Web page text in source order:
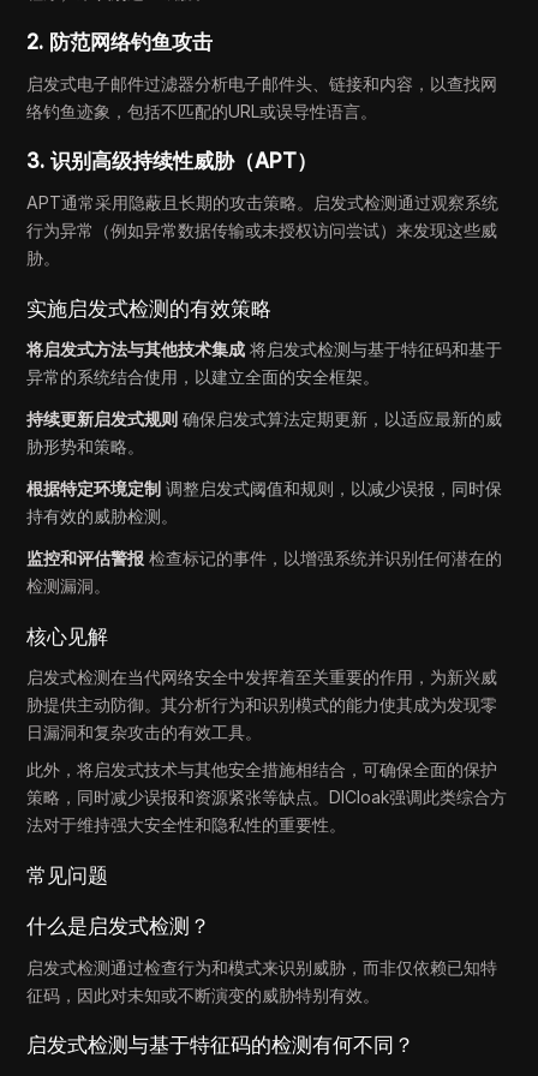
2. 防范网络钓鱼攻击
启发式电子邮件过滤器分析电子邮件头、链接和内容，以查找网
络钓鱼迹象，包括不匹配的URL或误导性语言。
3. 识别高级持续性威胁（APT）
APT通常采用隐蔽且长期的攻击策略。启发式检测通过观察系统
行为异常（例如异常数据传输或未授权访问尝试）来发现这些威
胁。
实施启发式检测的有效策略
将启发式方法与其他技术集成 将启发式检测与基于特征码和基于
异常的系统结合使用，以建立全面的安全框架。
持续更新启发式规则 确保启发式算法定期更新，以适应最新的威
胁形势和策略。
根据特定环境定制 调整启发式阈值和规则，以减少误报，同时保
持有效的威胁检测。
监控和评估警报 检查标记的事件，以增强系统并识别任何潜在的
检测漏洞。
核心见解
启发式检测在当代网络安全中发挥着至关重要的作用，为新兴威
胁提供主动防御。其分析行为和识别模式的能力使其成为发现零
日漏洞和复杂攻击的有效工具。
此外，将启发式技术与其他安全措施相结合，可确保全面的保护
策略，同时减少误报和资源紧张等缺点。DICloak强调此类综合方
法对于维持强大安全性和隐私性的重要性。
常见问题
什么是启发式检测？
启发式检测通过检查行为和模式来识别威胁，而非仅依赖已知特
征码，因此对未知或不断演变的威胁特别有效。
启发式检测与基于特征码的检测有何不同？